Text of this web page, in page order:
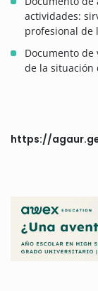
actividades:
profesional de
Documento
de la situación